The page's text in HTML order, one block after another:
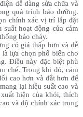
dễ dàng sửa chữa và
quá trình bảo dưỡng.
chính xác vị trí lắp đặt
hoạt động của cảm
báo cháy.
có giá thấp hơn và dễ
lựa chọn phổ biến cho
Điều này đặc biệt phù
chế. Trong khi đó, cảm
cao hơn và đắt hơn để
lại hiệu suất cao và
hiện của khói, thích
và độ chính xác trong